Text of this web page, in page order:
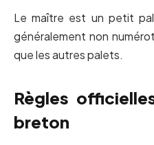
Le maître est un petit
généralement non
que les autres palets.
Règles
breton